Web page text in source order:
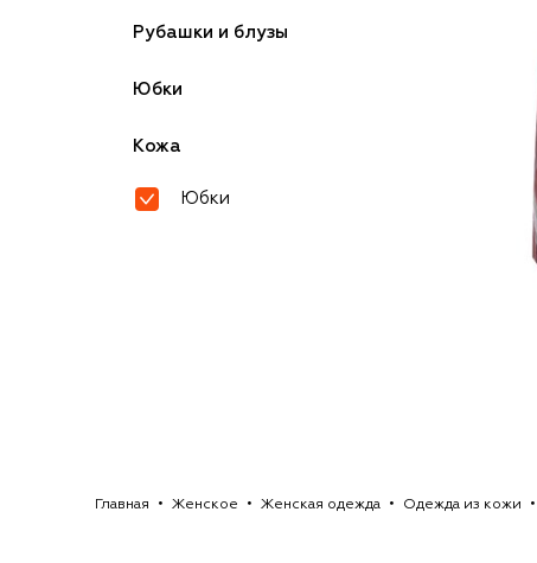
Рубашки и блузы
Юбки
Кожа
Юбки
Главная Женское Женская одежда Одежда из кожи